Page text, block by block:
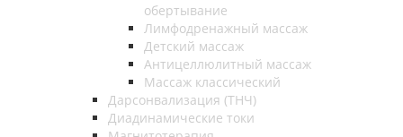
обертывание
Лимфодренажный массаж
Детский массаж
Антицеллюлитный массаж
Массаж классический
Дарсонвализация (ТНЧ)
Диадинамические токи